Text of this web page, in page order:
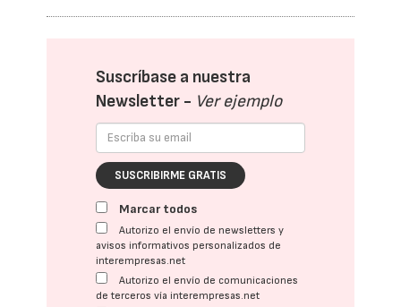
Suscríbase a nuestra
Newsletter - Ver ejemplo
SUSCRIBIRME GRATIS
Marcar todos
Autorizo el envío de newsletters y
avisos informativos personalizados de
interempresas.net
Autorizo el envío de comunicaciones
de terceros vía interempresas.net